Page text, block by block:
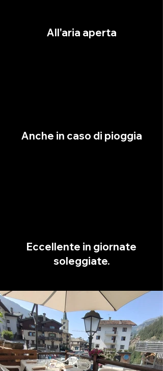
All'aria aperta
Anche in caso di pioggia
Eccellente in giornate
soleggiate.